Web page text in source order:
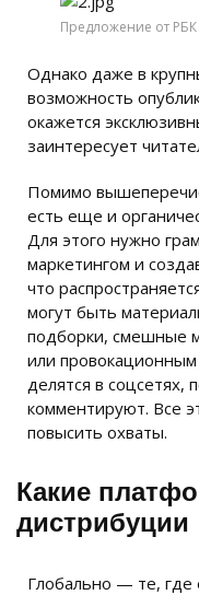
Предложение от РБК
Однако даже в
возможность
окажется
заинтересует
Помимо
есть еще и
Для этого нужно
маркетингом и
что
могут быть
подборки, смешные
или
делятся в соцсетях,
комментируют. Все
повысить охваты.
Какие
дистрибуции
Глобально — те, где